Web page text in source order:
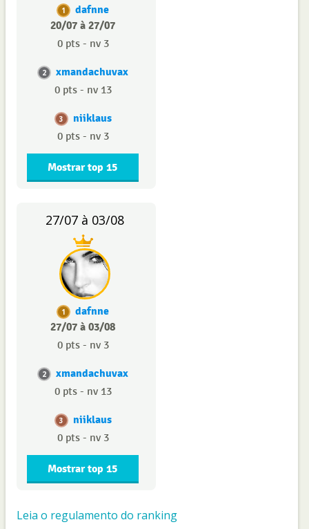
1
dafnne
20/07 à 27/07
0 pts - nv 3
2 xmandachuvax
0 pts - nv 13
3 niiklaus
0 pts - nv 3
Mostrar top 15
27/07 à 03/08
1
dafnne
27/07 à 03/08
0 pts - nv 3
2 xmandachuvax
0 pts - nv 13
3 niiklaus
0 pts - nv 3
Mostrar top 15
Leia o regulamento do ranking